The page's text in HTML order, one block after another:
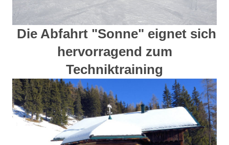
Die Abfahrt "Sonne" eignet sich
hervorragend zum
Techniktraining